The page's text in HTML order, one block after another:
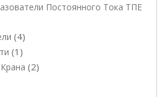
Постоянного Тока ТПЕ
4
1
2